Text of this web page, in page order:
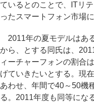
ているとのことで、ITリ
ったスマートフォン市場
2011年の夏モデルはあ
から、とする同氏は、
ィーチャーフォンの割合
げていきたいとする。現
あわせ、年間で40～50機
る。2011年度も同等にな